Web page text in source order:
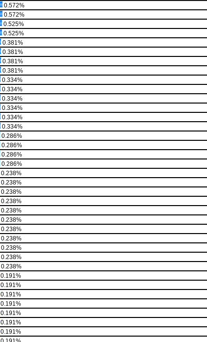
0.572%
0.572%
0.525%
0.525%
0.381%
0.381%
0.381%
0.381%
0.334%
0.334%
0.334%
0.334%
0.334%
0.334%
0.286%
0.286%
0.286%
0.286%
0.238%
0.238%
0.238%
0.238%
0.238%
0.238%
0.238%
0.238%
0.238%
0.238%
0.238%
0.191%
0.191%
0.191%
0.191%
0.191%
0.191%
0.191%